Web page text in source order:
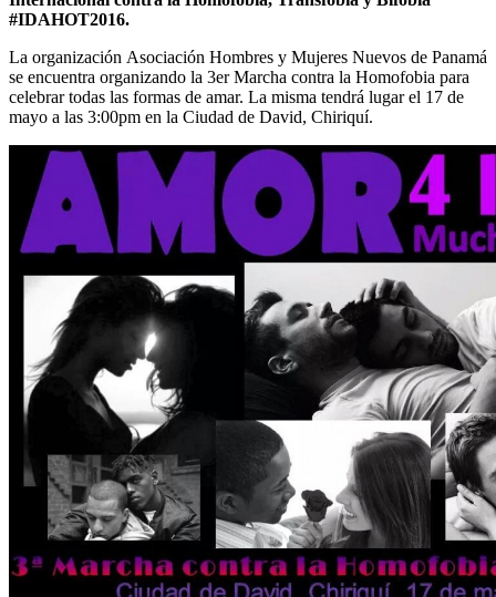
#IDAHOT2016.
La organización Asociación Hombres y Mujeres Nuevos de Panamá
se encuentra organizando la 3er Marcha contra la Homofobia para
celebrar todas las formas de amar. La misma tendrá lugar el 17 de
mayo a las 3:00pm en la Ciudad de David, Chiriquí.